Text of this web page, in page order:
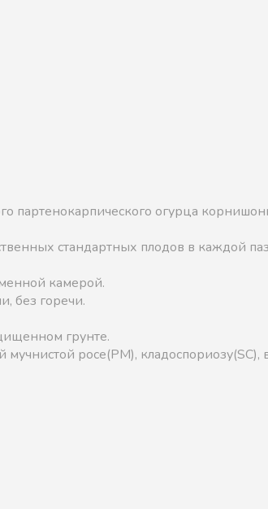
огурца
стандартных плодов в каждой
камерой.
без горечи.
грунте.
росе(PM), кладоспориозу(SC),